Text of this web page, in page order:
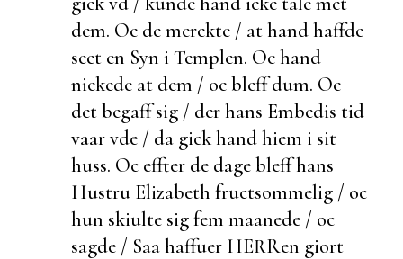
dem. Oc demerckte / at hand haffde
seet en Syn i Templen. Oc hand
nickede at dem / oc bleffdum. Oc
detbegaff sig / der hans Embedis tid
vaar vde / da gick hand hiem i sit
huss. Oc effter de dage bleff hans
Hustru Elizabeth fructsommelig / oc
hun skiulte sig fem maanede / oc
sagde / Saa haffuer HERRen giort